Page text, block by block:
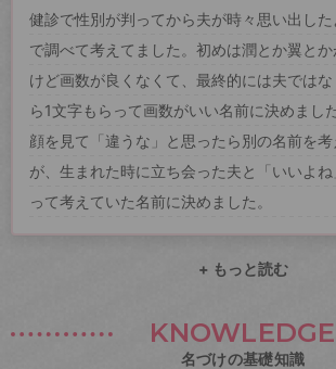
健診で性別が判ってから夫が時々思い出し
で調べて考えてました。初めは潤とか翼と
けど画数が良くなくて、最終的には夫では
ら1文字もらって画数がいい名前に決めまし
顔を見て「違うな」と思ったら別の名前を
が、生まれた時に立ち会った夫と「いいよ
って考えていた名前に決めました。
+ もっと読む
KNOWLEDGE
名づけの基礎知識